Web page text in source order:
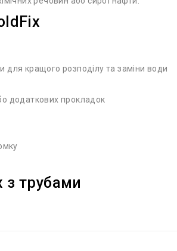
для кращого розподілу та заміни води
додаткових прокладок
з трубами